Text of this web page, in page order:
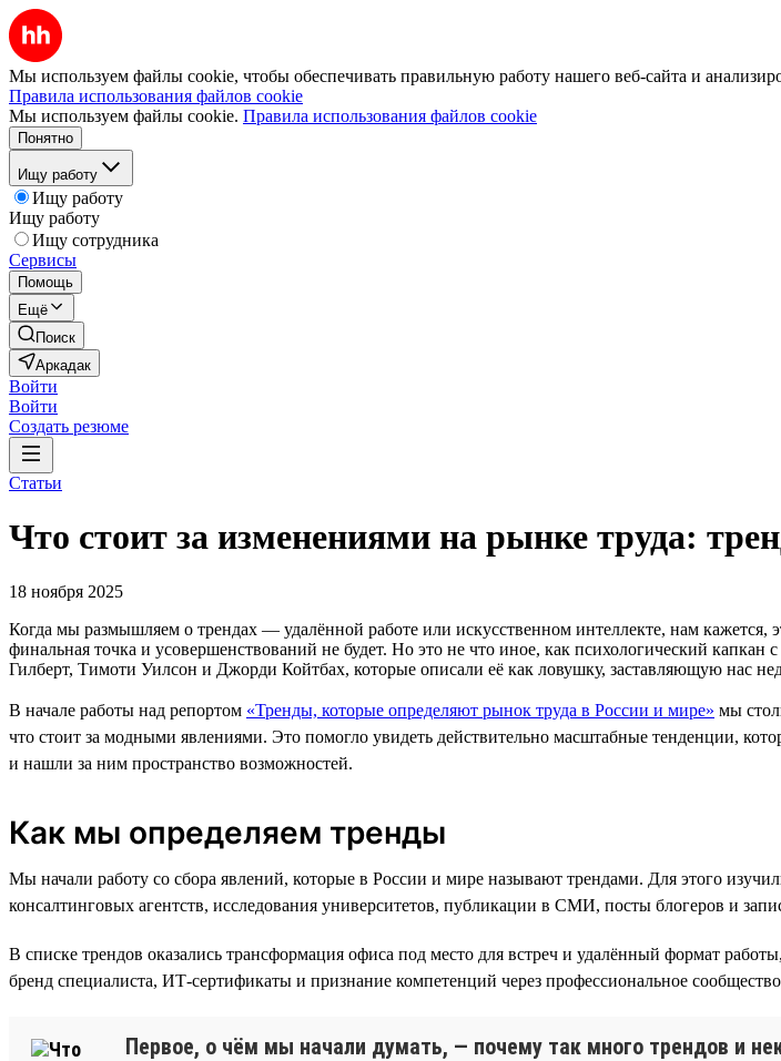
Мы используем файлы cookie, чтобы обеспечивать правильную работу нашего веб-сайта и
Правила использования файлов cookie
Мы используем файлы cookie. Правила использования файлов cookie
Понятно
Ищу работу
Ищу работу
Ищу работу
Ищу сотрудника
Сервисы
Помощь
Ещё
Поиск
Аркадак
Войти
Войти
Создать резюме
Статьи
Что стоит за изменениями на рынке труда:
18 ноября 2025
Когда мы размышляем о трендах — удалённой работе или искусственном интеллекте, нам
финальная точка и усовершенствований не будет. Но это не что иное, как психологический
Гилберт, Тимоти Уилсон и Джорди Койтбах, которые описали её как ловушку, заставляющую нас
В начале работы над репортом «Тренды, которые определяют рынок труда в России и мире» мы
что стоит за модными явлениями. Это помогло увидеть действительно масштабные тенденции,
и нашли за ним пространство возможностей.
Как мы определяем тренды
Мы начали работу со сбора явлений, которые в России и мире называют трендами. Для этого
консалтинговых агентств, исследования университетов, публикации в СМИ, посты блогеров и
В списке трендов оказались трансформация офиса под место для встреч и удалённый формат
бренд специалиста, ИТ-сертификаты и признание компетенций через профессиональное
Первое, о чём мы начали думать, — почему так много трендов и